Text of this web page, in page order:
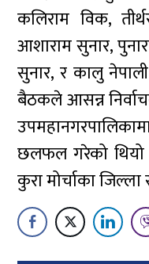
कलिराम विक,
आशाराम सुनार,
सुनार, र कालु
बैठकले आसन्न
छलफल गरेको थियो
कुरा मोर्चाका